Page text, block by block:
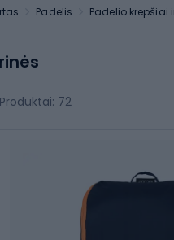
Padelis Padelio krepšiai
Produktai: 72